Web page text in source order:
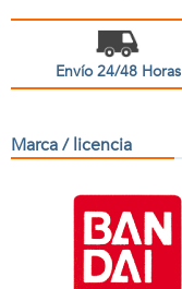
Envío 24/48 Horas
Marca / licencia